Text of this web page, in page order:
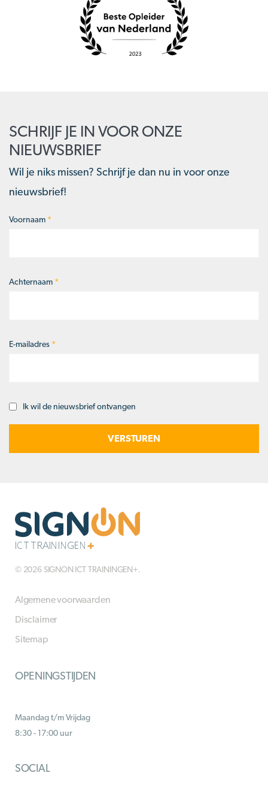
SCHRIJF JE IN VOOR ONZE
NIEUWSBRIEF
Wil je niks missen? Schrijf je dan nu in voor onze
nieuwsbrief!
Naam*
Voornaam *
Achternaam *
E-mailadres *
Opt-Ik wil de nieuwsbrief ontvangen
© 2026 SIGNON ICT TRAININGEN+.
Algemene voorwaarden
Disclaimer
Sitemap
OPENINGSTIJDEN
Maandag t/m Vrijdag
8:30 - 17:00 uur
SOCIAL